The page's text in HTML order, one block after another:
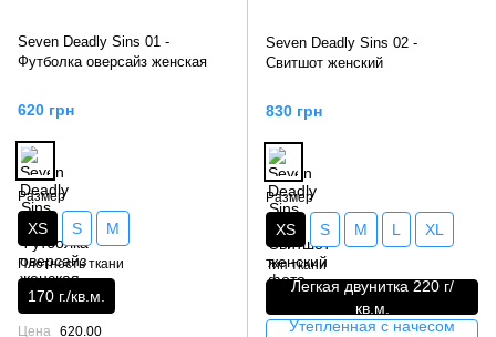
Seven Deadly Sins 01 -
Футболка оверсайз женская
620 грн
Размер
XS S M
Плотность ткани
170 г./кв.м.
Цена 620.00
Seven Deadly Sins 02 -
Свитшот женский
830 грн
Размер
XS S M L XL
Тип ткани
Легкая двунитка 220 г/
кв.м.
Утепленная с начесом